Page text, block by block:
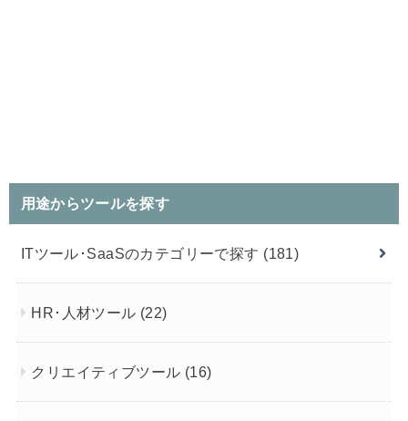
用途からツールを探す
ITツール･SaaSのカテゴリーで探す (181)
HR･人材ツール (22)
クリエイティブツール (16)